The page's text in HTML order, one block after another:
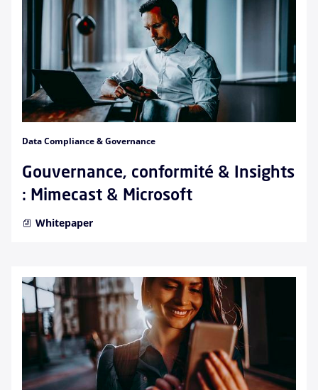
Data Compliance & Governance
Gouvernance, conformité & Insights
: Mimecast & Microsoft
Whitepaper